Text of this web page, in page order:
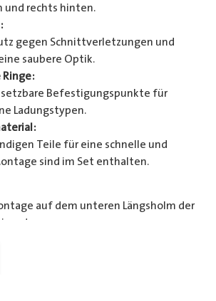
und rechts hinten.
gegen Schnittverletzungen und
saubere Optik.
Befestigungspunkte für
Ladungstypen.
Teile für eine schnelle und
sind im Set enthalten.
auf dem unteren Längsholm der
verbessern Sie die